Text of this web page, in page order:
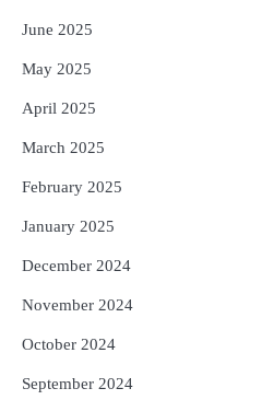
June 2025
May 2025
April 2025
March 2025
February 2025
January 2025
December 2024
November 2024
October 2024
September 2024